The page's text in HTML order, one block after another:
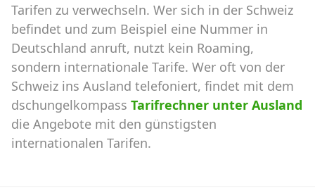
Tarifen zu verwechseln. Wer sich in der Schweiz
befindet und zum Beispiel eine Nummer in
Deutschland anruft, nutzt kein Roaming,
sondern internationale Tarife. Wer oft von der
Schweiz ins Ausland telefoniert, findet mit dem
dschungelkompass Tarifrechner unter Ausland
die Angebote mit den günstigsten
internationalen Tarifen.